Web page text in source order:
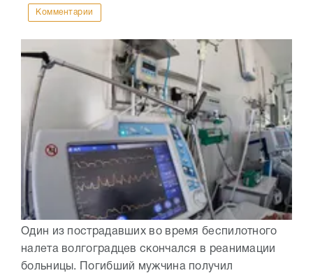
Комментарии
Один из пострадавших во время беспилотного
налета волгоградцев скончался в реанимации
больницы. Погибший мужчина получил